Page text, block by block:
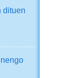
dituen